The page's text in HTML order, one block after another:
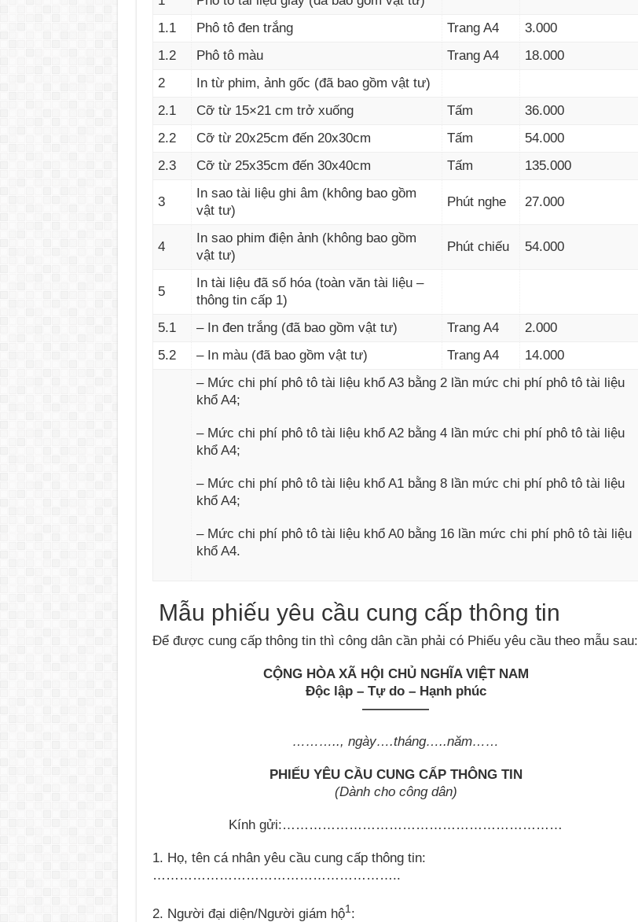
1.1
Phô tô đen trắng Trang A4
3.000
1.2
Phô tô màu Trang A4
18.000
2
In từ phim, ảnh gốc (đã bao gồm vật tư)
2.1
Cỡ từ 15×21 cm trở xuống Tấm
36.000
2.2
Cỡ từ 20x25cm đến 20x30cm Tấm
54.000
2.3
Cỡ từ 25x35cm đến 30x40cm Tấm 135.000
3
In sao tài liệu ghi âm (không bao gồm
vật tư)
Phút nghe 27.000
4
In sao phim điện ảnh (không bao gồm
vật tư)
Phút chiếu 54.000
5
In tài liệu đã số hóa (toàn văn tài liệu –
thông tin cấp 1)
5.1
– In đen trắng (đã bao gồm vật tư) Trang A4
2.000
5.2
– In màu (đã bao gồm vật tư) Trang A4
14.000
– Mức chi phí phô tô tài liệu khổ A3 bằng 2 lần mức chi phí phô tô tài liệu
khổ A4;
– Mức chi phí phô tô tài liệu khổ A2 bằng 4 lần mức chi phí phô tô tài liệu
khổ A4;
– Mức chi phí phô tô tài liệu khổ A1 bằng 8 lần mức chi phí phô tô tài liệu
khổ A4;
– Mức chi phí phô tô tài liệu khổ A0 bằng 16 lần mức chi phí phô tô tài liệu
khổ A4.
Mẫu phiếu yêu cầu cung cấp thông tin
Để được cung cấp thông tin thì công dân cần phải có Phiếu yêu cầu theo mẫu sau:
CỘNG HÒA XÃ HỘI CHỦ NGHĨA VIỆT NAM
Độc lập – Tự do – Hạnh phúc
—————
……….., ngày….tháng…..năm……
PHIẾU YÊU CẦU CUNG CẤP THÔNG TIN
(Dành cho công dân)
Kính gửi:………………………………………………………
1. Họ, tên cá nhân yêu cầu cung cấp thông tin:
………………………………………………..
2. Người đại diện/Người giám hộ1 :